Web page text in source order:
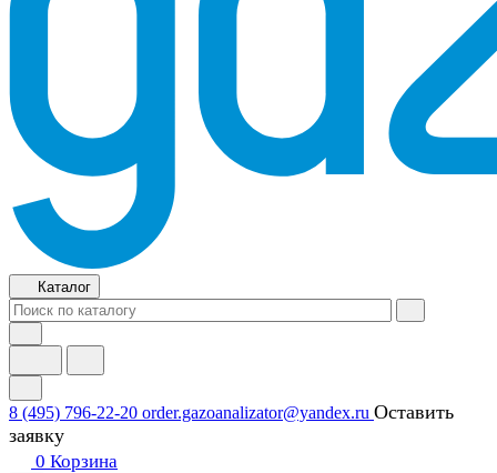
Каталог
8 (495) 796-22-20 order.gazoanalizator@yandex.ru Оставить
заявку
0 Корзина